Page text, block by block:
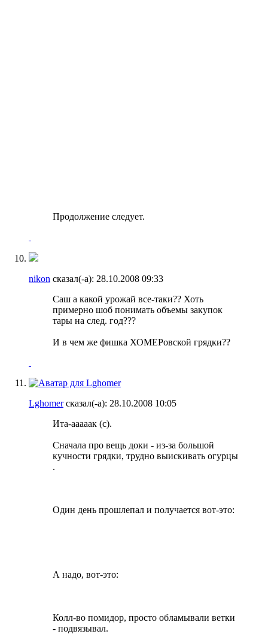
Продолжение следует.
nikon сказал(-а): 28.10.2008 09:33
Саш а какой урожай все-таки?? Хоть
примерно шоб понимать объемы закупок
тары на след. год???
И в чем же фишка ХОМЕРовской грядки??
Lghomerсказал(-а): 28.10.2008 10:05
Ита-ааааак (с).
Сначала про вещь доки - из-за большой
кучности грядки, трудно выискивать огурцы
.
Один день прошлепал и получается вот-это:
А надо, вот-это:
Колл-во помидор, просто обламывали ветки
- подвязывал.